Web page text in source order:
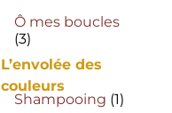
Ô mes boucles
(3)
L’envolée des
couleurs
Shampooing (1)